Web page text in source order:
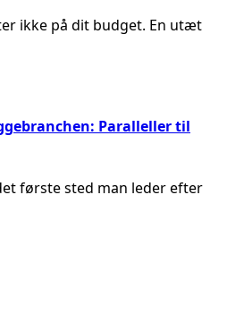
ikke på dit budget. En utæt
Paralleller til
første sted man leder efter